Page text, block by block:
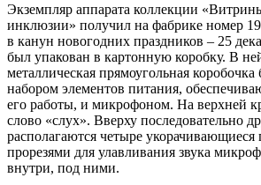
Экземпляр аппарата коллекции
инклюзии» получил на фабрике номер
в канун новогодних праздников – 25
был упакован в картонную коробку. В
металлическая прямоугольная коробочка
набором элементов питания,
его работы, и микрофоном. На верхней
слово «слух». Вверху последовательно
располагаются четыре
прорезями для улавливания звука
внутри, под ними.